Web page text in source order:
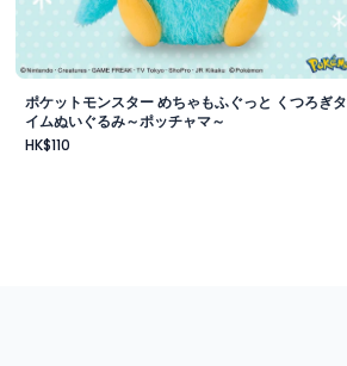
ポケットモンスター めちゃもふぐっと くつろぎタ
イムぬいぐるみ～ポッチャマ～
HK$110